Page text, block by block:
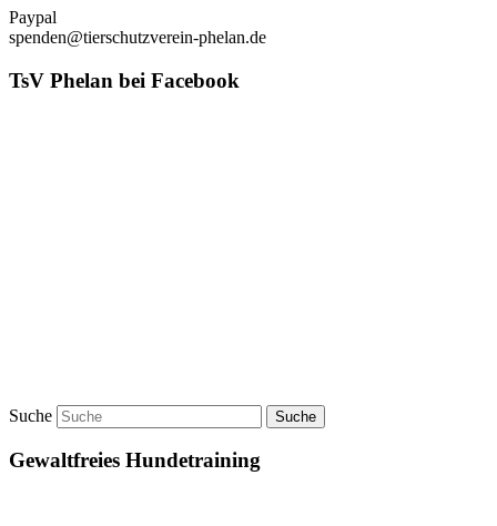
Paypal
spenden@tierschutzverein-phelan.de
TsV Phelan bei Facebook
Suche
Gewaltfreies Hundetraining